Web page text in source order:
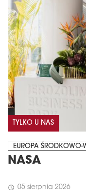
TYLKO U NAS
EUROPA
NASA
schedule 05 sierpnia 2026